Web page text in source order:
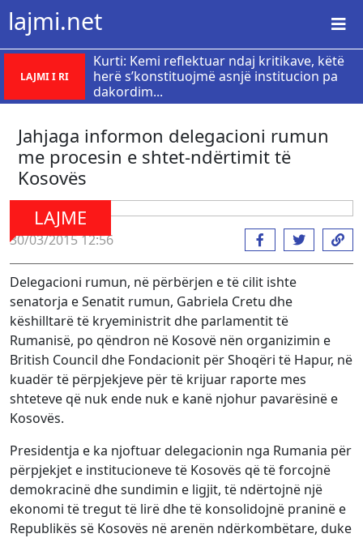
lajmi.net
LAJMI I RI
Kurti: Kemi reflektuar ndaj kritikave, këtë
herë s’konstituojmë asnjë institucion pa
dakordim...
Jahjaga informon delegacioni rumun
me procesin e shtet-ndërtimit të
Kosovës
LAJME
30/03/2015 12:56
Delegacioni rumun, në përbërjen e të cilit ishte
senatorja e Senatit rumun, Gabriela Cretu dhe
këshilltarë të kryeministrit dhe parlamentit të
Rumanisë, po qëndron në Kosovë nën organizimin e
British Council dhe Fondacionit për Shoqëri të Hapur, në
kuadër të përpjekjeve për të krijuar raporte mes
shteteve që nuk ende nuk e kanë njohur pavarësinë e
Kosovës.
Presidentja e ka njoftuar delegacionin nga Rumania për
përpjekjet e institucioneve të Kosovës që të forcojnë
demokracinë dhe sundimin e ligjit, të ndërtojnë një
ekonomi të tregut të lirë dhe të konsolidojnë praninë e
Republikës së Kosovës në arenën ndërkombëtare, duke